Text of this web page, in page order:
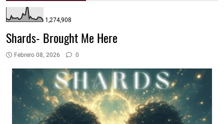
1,274,908
Shards- Brought Me Here
Febrero 08, 2026 0